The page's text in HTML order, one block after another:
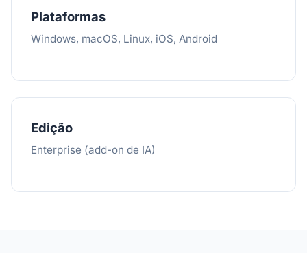
Plataformas
Windows, macOS, Linux, iOS, Android
Edição
Enterprise (add-on de IA)